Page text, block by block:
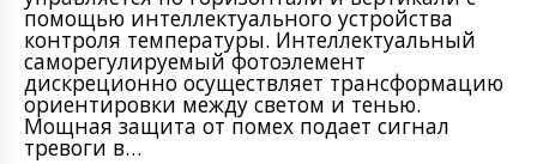
помощью интеллектуального устройства
контроля температуры. Интеллектуальный
саморегулируемый фотоэлемент
дискреционно осуществляет трансформацию
ориентировки между светом и тенью.
Мощная защита от помех подает сигнал
тревоги в…